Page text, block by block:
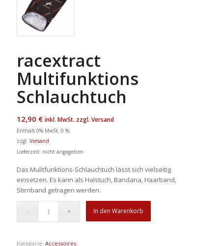
racextract
Multifunktions
Schlauchtuch
12,90 € inkl. MwSt. zzgl. Versand
Enthält 0% MwSt. 0 %
zzgl. Versand
Lieferzeit: nicht angegeben
Das Mulitfunktions-Schlauchtuch lässt sich vielseitig
einsetzen. Es kann als Halstuch, Bandana, Haarband,
Stirnband getragen werden.
In den Warenkorb
Kategorie: Accessoires